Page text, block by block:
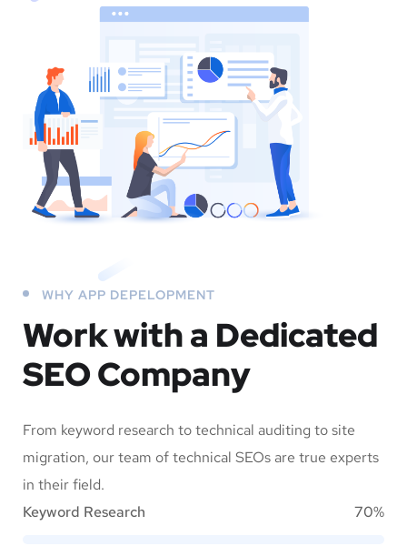
WHY APP DEPELOPMENT
Work with a Dedicated
SEO Company
From keyword research to technical auditing to site
migration, our team of technical SEOs are true experts
in their field.
Keyword Research
70%